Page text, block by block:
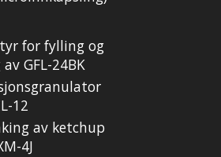
for fylling og
GFL-24BK
12
av ketchup
4J